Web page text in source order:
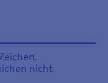
nicht